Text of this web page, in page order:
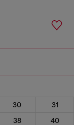
30
31
38 40